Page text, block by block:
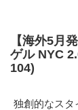
【海外5月
ゲル NYC
104)
独創的なスタ